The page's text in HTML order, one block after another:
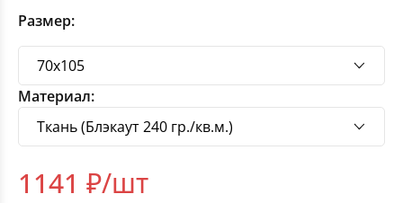
Размер:
Материал:
1141 ₽/шт